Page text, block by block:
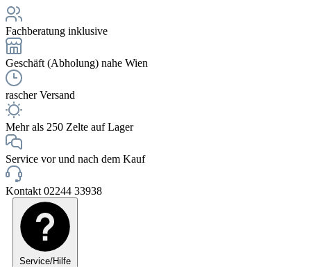
Fachberatung inklusive
Geschäft (Abholung) nahe Wien
rascher Versand
Mehr als 250 Zelte auf Lager
Service vor und nach dem Kauf
Kontakt 02244 33938
Service/Hilfe